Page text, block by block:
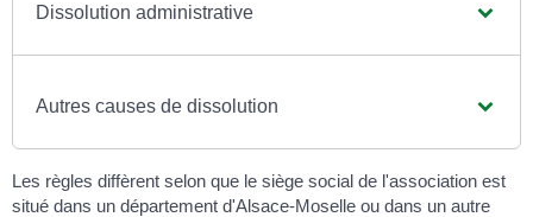
Dissolution administrative
Autres causes de dissolution
Les règles diffèrent selon que le siège social de l'association est
situé dans un département d'Alsace-Moselle ou dans un autre